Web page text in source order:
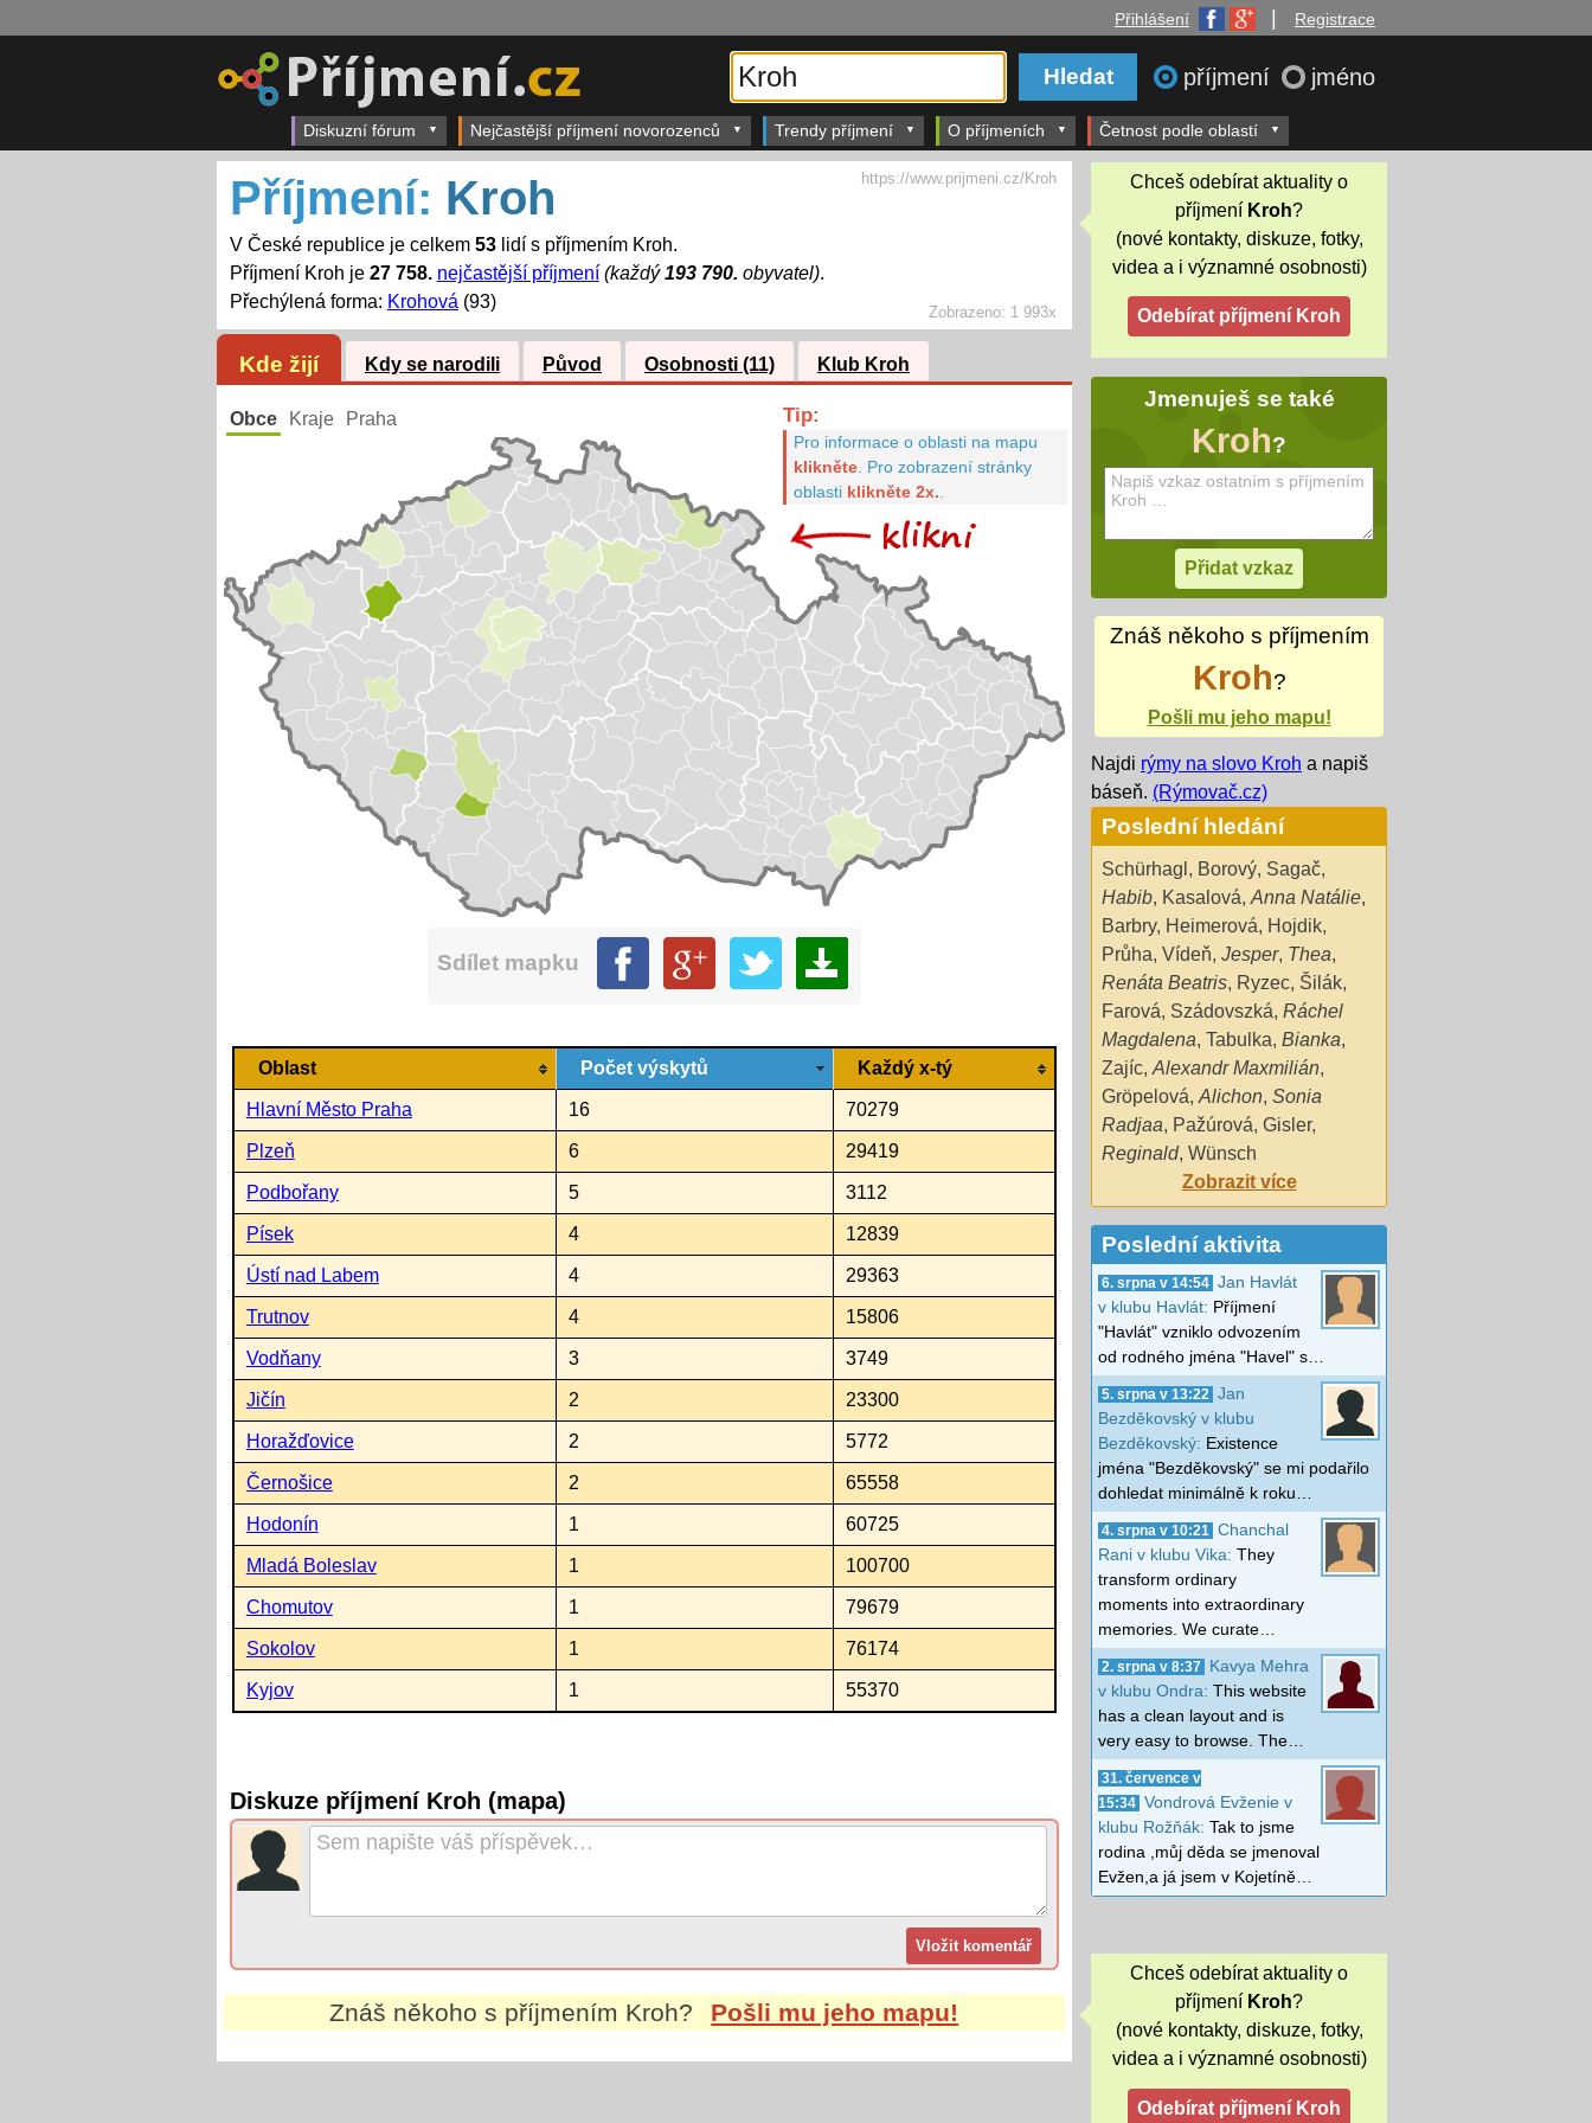
Přihlášení Registrace
příjmení jméno
Diskuzní fórum Nejčastější příjmení novorozenců Trendy příjmení O příjmeních Četnost podle oblastí
Zobrazeno: 1 993x
Příjmení: Kroh
V České republice je celkem 53lidí s příjmením Kroh.
Příjmení Kroh je 27 758. nejčastější příjmení (každý193 790. obyvatel).
Přechýlená forma: Krohová (93)
https://www.prijmeni.cz/Kroh
Kde žijí Kdy se narodili Původ Osobnosti (11) Klub Kroh
Obce Kraje Praha Tip:
Pro informace o oblasti na mapu
klikněte. Pro zobrazení stránky
oblasti klikněte 2x.
Sdílet mapku
Oblast Počet výskytů Každý x-tý
Hlavní Město Praha 16 70279
Plzeň 6 29419
Podbořany 5 3112
Písek 4 12839
Ústí nad Labem 4 29363
Trutnov 4 15806
Vodňany 3 3749
Jičín 2 23300
Horažďovice 2 5772
Černošice 2 65558
Hodonín 1 60725
Mladá Boleslav 1 100700
Chomutov 1 79679
Sokolov 1 76174
Kyjov 1 55370
Diskuze příjmení Kroh (mapa)
Znáš někoho s příjmením Kroh? Pošli mu jeho mapu!
Chceš odebírat aktuality o
příjmení Kroh?
(nové kontakty, diskuze, fotky,
videa a i významné osobnosti)
Jmenuješ se také
Kroh?
Znáš někoho s příjmením
Kroh?
Pošli mu jeho mapu!
Najdi rýmy na slovo Kroh a napiš
báseň. (Rýmovač.cz)
Poslední hledání
Schürhagl , Borový, Sagač,
Habib, Kasalová, Anna Natálie,
Barbry, Heimerová, Hojdik,
Průha, Vídeň, Jesper, Thea,
Renáta Beatris, Ryzec, Šilák,
Farová, Szádovszká, Ráchel
Magdalena, Tabulka, Bianka,
Zajíc, Alexandr Maxmilián,
Gröpelová, Alichon, Sonia
Radjaa, Pažúrová, Gisler,
Reginald, Wünsch
Zobrazit více
Poslední aktivita
6. srpna v 14:54 Jan Havlát
v klubu Havlát: Příjmení
"Havlát" vzniklo odvozením
od rodného jména "Havel" s…
5. srpna v 13:22
Jan
Bezděkovský v klubu
Bezděkovský: Existence
jména "Bezděkovský" se mi podařilo
dohledat minimálně k roku…
4. srpna v 10:21
Chanchal
Rani v klubu Vika: They
transform ordinary
moments into extraordinary
memories. We curate…
2. srpna v 8:37
Kavya Mehra
v klubu Ondra: This website
has a clean layout and is
very easy to browse. The…
31. července v
15:34 Vondrová Evženie v
klubu Rožňák: Tak to jsme
rodina ,můj děda se jmenoval
Evžen,a já jsem v Kojetíně…
Chceš odebírat aktuality o
příjmení Kroh?
(nové kontakty, diskuze, fotky,
videa a i významné osobnosti)